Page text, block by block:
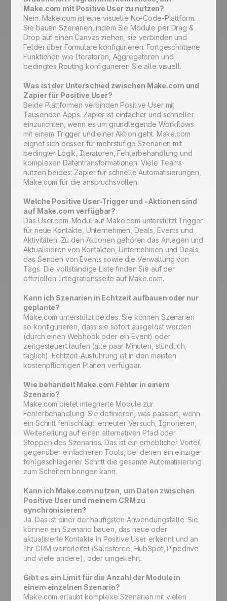
Make.com mit Positive User zu nutzen?
Nein. Make.com ist eine visuelle No-Code-Plattform.
Sie bauen Szenarien, indem Sie Module per Drag &
Drop auf einen Canvas ziehen, sie verbinden und
Felder über Formulare konfigurieren. Fortgeschrittene
Funktionen wie Iteratoren, Aggregatoren und
bedingtes Routing konfigurieren Sie alle visuell.
Was ist der Unterschied zwischen Make.com und
Zapier für Positive User?
Beide Plattformen verbinden Positive User mit
Tausenden Apps. Zapier ist einfacher und schneller
einzurichten, wenn es um grundlegende Workflows
mit einem Trigger und einer Aktion geht. Make.com
eignet sich besser für mehrstufige Szenarien mit
bedingter Logik, Iteratoren, Fehlerbehandlung und
komplexen Datentransformationen. Viele Teams
nutzen beides: Zapier für schnelle Automatisierungen,
Make.com für die anspruchsvollen.
Welche Positive User-Trigger und -Aktionen sind
auf Make.com verfügbar?
Das User.com-Modul auf Make.com unterstützt Trigger
für neue Kontakte, Unternehmen, Deals, Events und
Aktivitäten. Zu den Aktionen gehören das Anlegen und
Aktualisieren von Kontakten, Unternehmen und Deals,
das Senden von Events sowie die Verwaltung von
Tags. Die vollständige Liste finden Sie auf der
offiziellen Integrationsseite auf Make.com.
Kann ich Szenarien in Echtzeit aufbauen oder nur
geplante?
Make.com unterstützt beides. Sie können Szenarien
so konfigurieren, dass sie sofort ausgelöst werden
(durch einen Webhook oder ein Event) oder
zeitgesteuert laufen (alle paar Minuten, stündlich,
täglich). Echtzeit-Ausführung ist in den meisten
kostenpflichtigen Plänen verfügbar.
Wie behandelt Make.com Fehler in einem
Szenario?
Make.com bietet integrierte Module zur
Fehlerbehandlung. Sie definieren, was passiert, wenn
ein Schritt fehlschlägt: erneuter Versuch, Ignorieren,
Weiterleitung auf einen alternativen Pfad oder
Stoppen des Szenarios. Das ist ein erheblicher Vorteil
gegenüber einfacheren Tools, bei denen ein einziger
fehlgeschlagener Schritt die gesamte Automatisierung
zum Scheitern bringen kann.
Kann ich Make.com nutzen, um Daten zwischen
Positive User und meinem CRM zu
synchronisieren?
Ja. Das ist einer der häufigsten Anwendungsfälle. Sie
können ein Szenario bauen, das neue oder
aktualisierte Kontakte in Positive User erkennt und an
Ihr CRM weiterleitet (Salesforce, HubSpot, Pipedrive
und viele andere), oder umgekehrt.
Gibt es ein Limit für die Anzahl der Module in
einem einzelnen Szenario?
Make.com erlaubt komplexe Szenarien mit vielen